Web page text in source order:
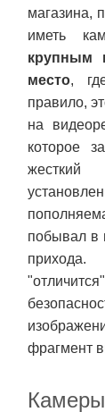
магазина,
иметь
крупным
место,
правило,
на
которое
жесткий
побывал в
фрагмент